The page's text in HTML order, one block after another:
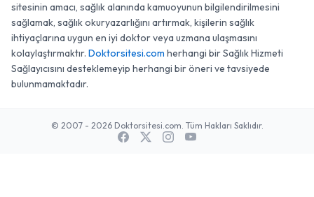
sitesinin amacı, sağlık alanında kamuoyunun bilgilendirilmesini
sağlamak, sağlık okuryazarlığını artırmak, kişilerin sağlık
ihtiyaçlarına uygun en iyi doktor veya uzmana ulaşmasını
kolaylaştırmaktır. Doktorsitesi.com herhangi bir Sağlık Hizmeti
Sağlayıcısını desteklemeyip herhangi bir öneri ve tavsiyede
bulunmamaktadır.
© 2007 - 2026 Doktorsitesi.com. Tüm Hakları Saklıdır.